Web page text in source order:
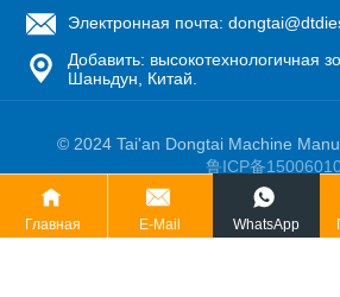
Электронная почта:
Добавить: высокотехнологичная
Шаньдун, Китай.
© 2024 Tai'an Dongtai Machine
鲁ICP备
Работает на: www.300.cn
Бизнес лицензия
Главная E-Mail WhatsApp